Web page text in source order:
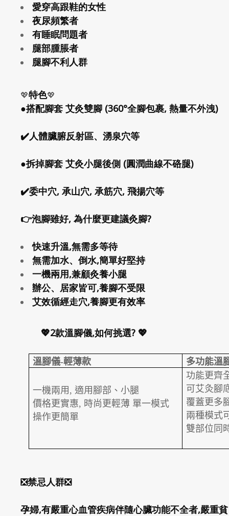
愛穿高跟鞋的女性
夜尿頻繁者
有睡眠問題者
腿部腫脹者
腿腳不利人群
💖特色💖
●搭配腳套 艾灸雙腳 (360°全腳包裹, 熱量不外洩)
✔️人體臟腑反射區、湧泉穴等
●拆掉腳套 艾灸小腿後側 (圓潤曲線不硌腿)
✔️委中穴, 承山穴, 承筋穴, 飛揚穴等
👉泡腳雖好, 為什麼更建議灸腳?
快速升溫,無需多等待
無需加水、倒水,簡單好堅持
一機兩用,兼顧灸養小腿
辦公、居家皆可,養腳不受限
艾效循經走穴,養腳更有效率
💖2款溫腳儀,如何挑選? 💖
溫腳儀-輕薄款 多功能溫
一機兩用 , 適用腳部、小腿
價格更實惠, 時尚更輕薄 單一模式
操作更簡單
功能更齊
可艾灸腳
覆蓋更多
兩種模式
雙部位同
❎禁忌人群❎
孕婦,有嚴重心血管疾病伴隨心臟功能不全者,嚴重貧